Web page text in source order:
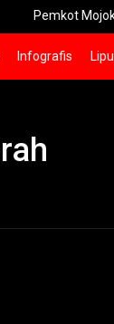
Pemkot Mojokerto
Infografis